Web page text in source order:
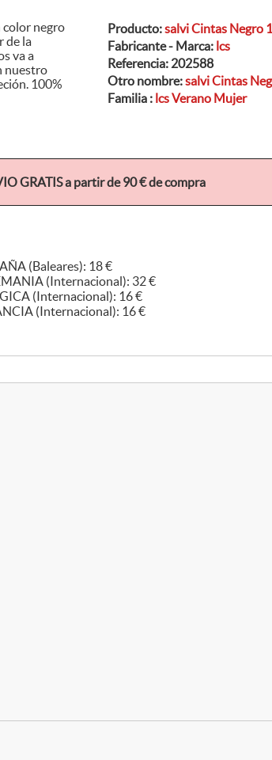
color negro
Producto:salvi Cintas Negro
Fabricante - Marca: lcs
Referencia: 202588
Otro nombre:salvi Cintas
Familia : lcs Verano Mujer
GRATIS a partir de 90 € de compra
(Baleares): 18 €
(Internacional): 32 €
(Internacional): 16 €
(Internacional): 16 €